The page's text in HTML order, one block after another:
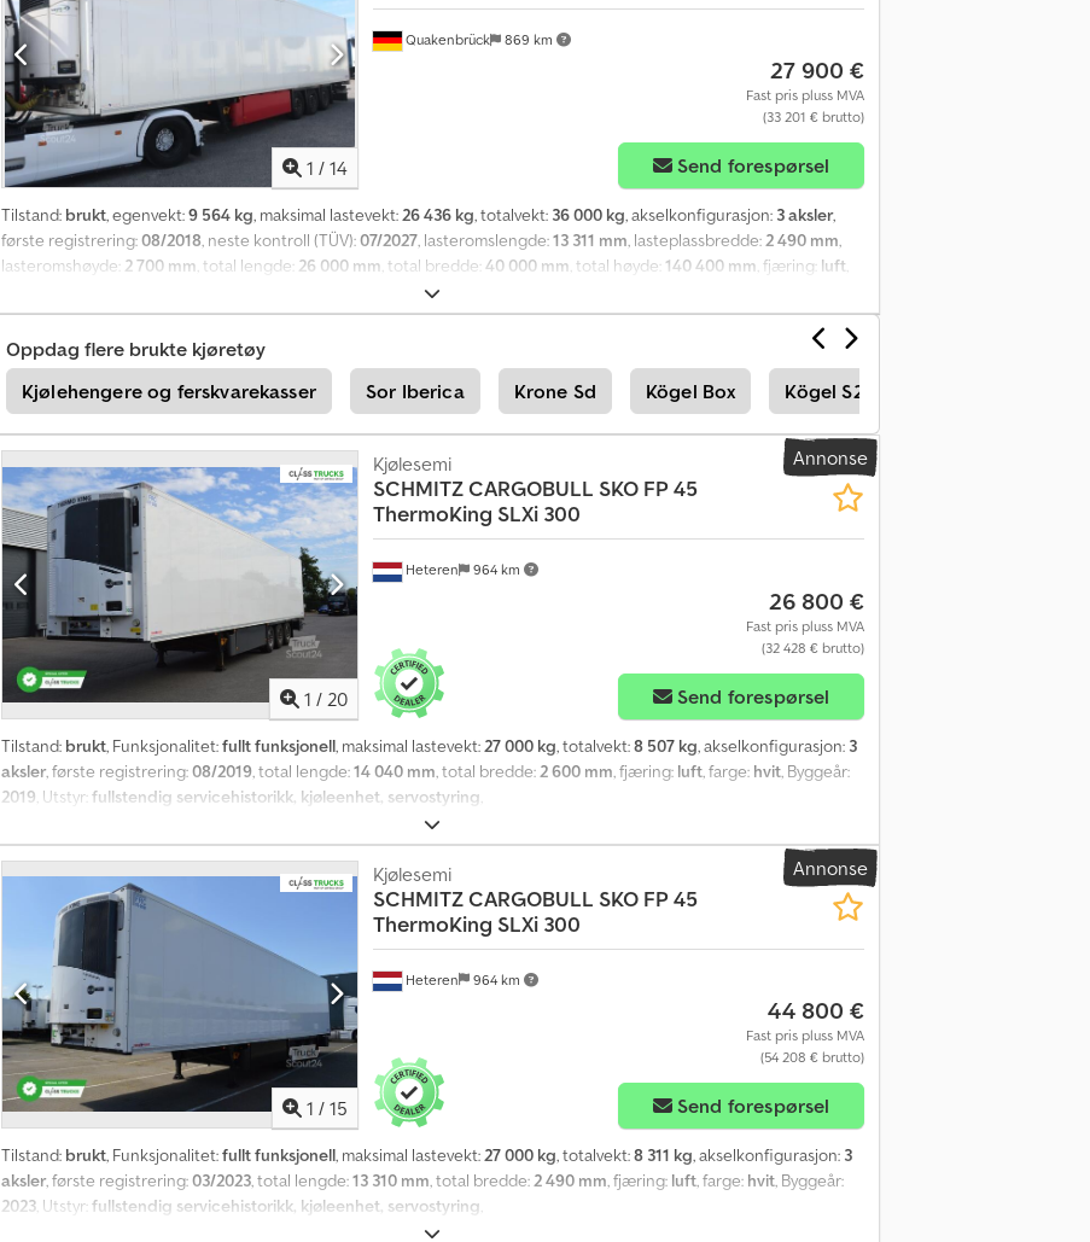
1 / 14
Quakenbrück 869 km
27 900 €
Fast pris pluss MVA
(33 201 € brutto)
Send forespørsel
Tilstand: brukt, egenvekt:9 564 kg, maksimal lastevekt:26 436 kg, totalvekt: 36 000 kg, akselkonfigurasjon: 3 aksler,
første registrering:08/2018, neste kontroll (TÜV):07/2027, lasteromslengde:13 311 mm, lasteplassbredde:2 490 mm,
lasteromshøyde: 2 700 mm, total lengde: 26 000 mm, total bredde:40 000 mm, total høyde:140 400 mm, fjæring: luft,
, forhjul dekkdimensjon:
R22,5, utslippsklasse:ingen, Utstyr:ABS,
Oppdag flere brukte kjøretøy
Kjølehengere og ferskvarekasser
Sor Iberica Krone Sd Kögel Box Kögel S24
Annonse
1 / 20
Heteren 964 km
Kjølesemi
SCHMITZ CARGOBULL SKO FP 45
ThermoKing SLXi 300
26 800 €
Fast pris pluss MVA
(32 428 € brutto)
Send forespørsel
Tilstand: brukt, Funksjonalitet:fullt funksjonell, maksimal lastevekt:27 000 kg, totalvekt:8 507 kg, akselkonfigurasjon: 3
aksler, første registrering:08/2019, total lengde:14 040 mm, total bredde:2 600 mm, fjæring: luft, farge: hvit, Byggeår:
2019, Utstyr:fullstendig servicehistorikk, kjøleenhet, servostyring,
Annonse
1 / 15
Heteren 964 km
Kjølesemi
SCHMITZ CARGOBULL SKO FP 45
ThermoKing SLXi 300
44 800 €
Fast pris pluss MVA
(54 208 € brutto)
Send forespørsel
Tilstand: brukt, Funksjonalitet:fullt funksjonell, maksimal lastevekt:27 000 kg, totalvekt:8 311 kg, akselkonfigurasjon: 3
aksler, første registrering:03/2023, total lengde:13 310 mm, total bredde:2 490 mm, fjæring: luft, farge: hvit, Byggeår:
2023, Utstyr:fullstendig servicehistorikk, kjøleenhet, servostyring,